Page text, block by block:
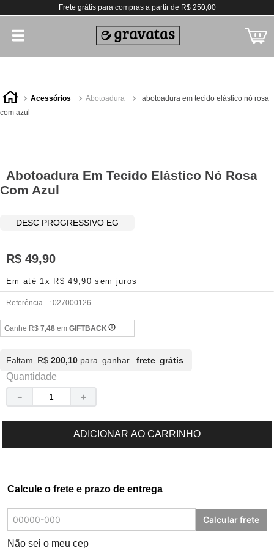
Frete grátis para compras a partir de R$ 250,00
acessórios abotoadura
abotoadura em tecido elástico nó rosa
com azul
Abotoadura Em Tecido Elástico Nó Rosa
Com Azul
DESC PROGRESSIVO EG
R$ 49,90
Em até 1x R$ 49,90 sem juros
Referência : 027000126
Ganhe R$ 7,48 em GIFTBACK
Faltam R$ 200,10 para ganhar frete grátis
Quantidade
＋
－
ADICIONAR AO CARRINHO
Calcule o frete e prazo de entrega
Calcular frete
Não sei o meu cep